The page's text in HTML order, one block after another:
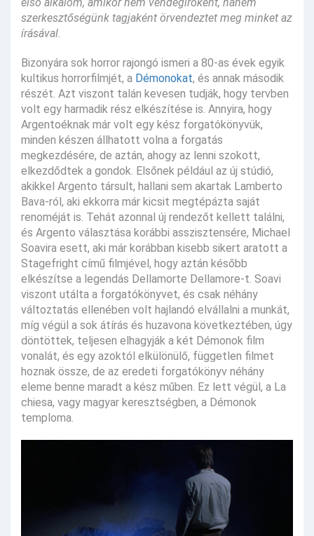
első alkalom, amikor nem vendégíróként, hanem
szerkesztőségünk tagjaként örvendeztet meg minket az
írásával.
Bizonyára sok horror rajongó ismeri a 80-as évek egyik
kultikus horrorfilmjét, a Démonokat, és annak második
részét. Azt viszont talán kevesen tudják, hogy tervben
volt egy harmadik rész elkészítése is. Annyira, hogy
Argentoéknak már volt egy kész forgatókönyvük,
minden készen állhatott volna a forgatás
megkezdésére, de aztán, ahogy az lenni szokott,
elkezdődtek a gondok. Elsőnek például az új stúdió,
akikkel Argento társult, hallani sem akartak Lamberto
Bava-ról, aki ekkorra már kicsit megtépázta saját
renoméját is. Tehát azonnal új rendezőt kellett találni,
és Argento választása korábbi asszisztensére, Michael
Soavira esett, aki már korábban kisebb sikert aratott a
Stagefright című filmjével, hogy aztán később
elkészítse a legendás Dellamorte Dellamore-t. Soavi
viszont utálta a forgatókönyvet, és csak néhány
változtatás ellenében volt hajlandó elvállalni a munkát,
míg végül a sok átírás és huzavona következtében, úgy
döntöttek, teljesen elhagyják a két Démonok film
vonalát, és egy azoktól elkülönülő, független filmet
hoznak össze, de az eredeti forgatókönyv néhány
eleme benne maradt a kész műben. Ez lett végül, a La
chiesa, vagy magyar keresztségben, a Démonok
temploma.